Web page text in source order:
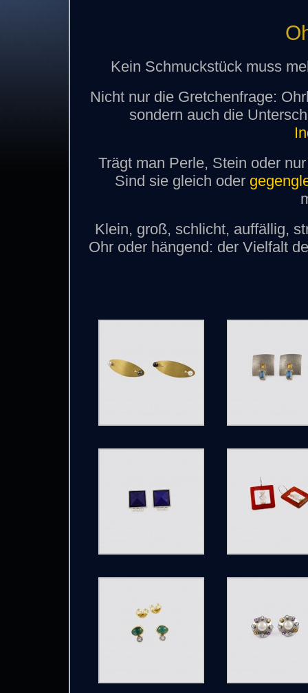
Kein Schmuckstück muss
Nicht nur die Gretchenfrage:
sondern auch die
Trägt man Perle, Stein oder
Sind sie gleich oder
Klein, groß, schlicht, auffällig,
Ohr oder hängend: der Vielfalt